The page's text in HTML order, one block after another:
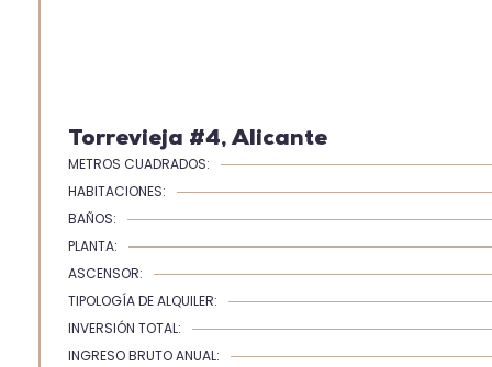
Torrevieja #4, Alicante
METROS CUADRADOS:
HABITACIONES:
BAÑOS:
PLANTA:
ASCENSOR:
TIPOLOGÍA DE ALQUILER:
INVERSIÓN TOTAL:
INGRESO BRUTO ANUAL: